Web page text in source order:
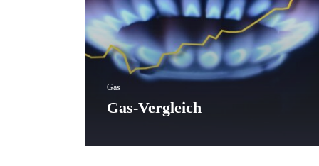
Gas-Vergleich
Gas